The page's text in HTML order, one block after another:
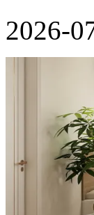
2026-